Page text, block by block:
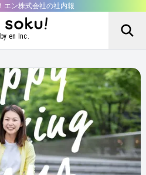
エン株式会社の社内報
by en Inc.